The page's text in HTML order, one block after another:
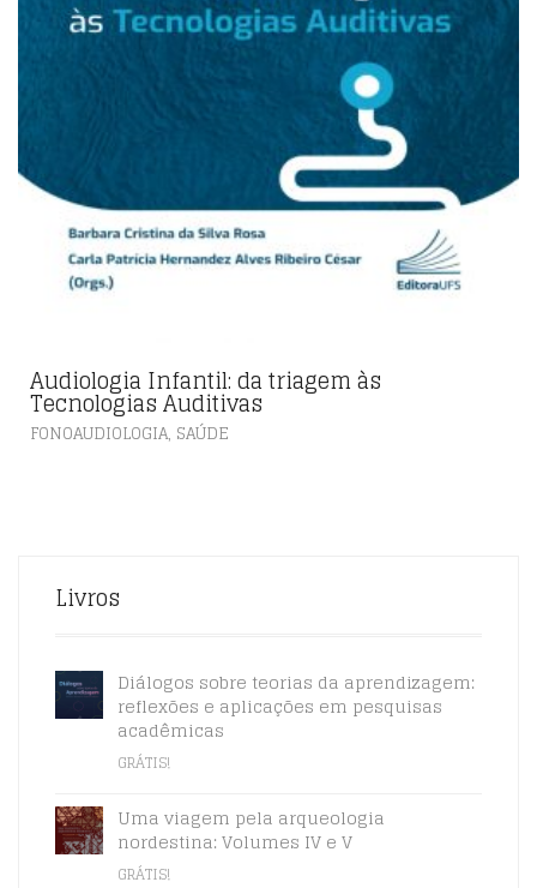
Audiologia Infantil: da triagem às
Tecnologias Auditivas
FONOAUDIOLOGIA, SAÚDE
Livros
Diálogos sobre teorias da aprendizagem:
reflexões e aplicações em pesquisas
acadêmicas
GRÁTIS!
Uma viagem pela arqueologia
nordestina: Volumes IV e V
GRÁTIS!